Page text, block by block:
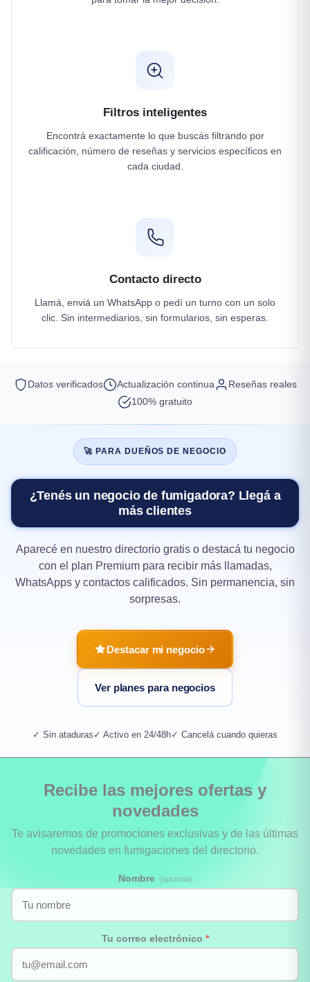
Filtros inteligentes
Encontrá exactamente lo que buscás filtrando por
calificación, número de reseñas y servicios específicos en
cada ciudad.
Contacto directo
Llamá, enviá un WhatsApp o pedí un turno con un solo
clic. Sin intermediarios, sin formularios, sin esperas.
Datos verificados Actualización continua
Reseñas reales
100% gratuito
🚀 PARA DUEÑOS DE NEGOCIO
¿Tenés un negocio de fumigadora? Llegá a
más clientes
Aparecé en nuestro directorio gratis o destacá tu negocio
con el plan Premium para recibir más llamadas,
WhatsApps y contactos calificados. Sin permanencia, sin
sorpresas.
Destacar mi negocio
Ver planes para negocios
✓ Sin ataduras ✓ Activo en 24/48h✓ Cancelá cuando quieras
Recibe las mejores ofertas y
novedades
Te avisaremos de promociones exclusivas y de las últimas
novedades en fumigaciones del directorio.
Nombre (opcional)
Tu correo electrónico *